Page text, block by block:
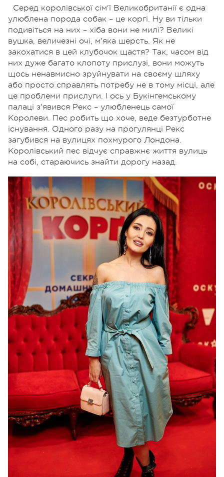
Серед королівської сім'ї Великобританії є одна
улюблена порода собак – це коргі. Ну ви тільки
подивіться на них – хіба вони не милі? Великі
вушка, величезні очі, м'яка шерсть. Як не
закохатися в цей клубочок щастя? Так, часом від
них дуже багато клопоту прислузі, вони можуть
щось ненавмисно зруйнувати на своєму шляху
або просто справлять потребу не в тому місці, але
це проблеми прислуги. І ось у Букінгемському
палаці з'явився Рекс – улюбленець самої
Королеви. Пес робить що хоче, веде безтурботне
існування. Одного разу на прогулянці Рекс
загубився на вулицях похмурого Лондона.
Королівський пес відчує справжнє життя вулиць
на собі, стараючись знайти дорогу назад.